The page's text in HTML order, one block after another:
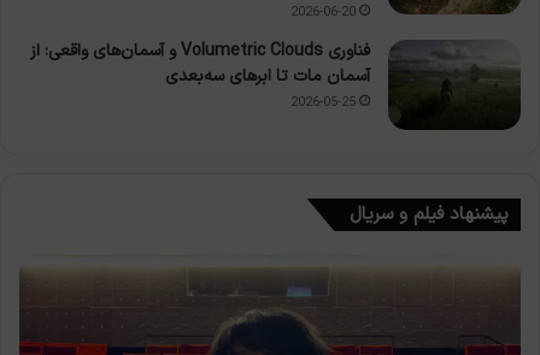
2026-06-20
فناوری Volumetric Clouds و آسمان‌های واقعی: از
آسمان مات تا ابرهای سه‌بعدی
2026-05-25
پیشنهاد فیلم و سریال